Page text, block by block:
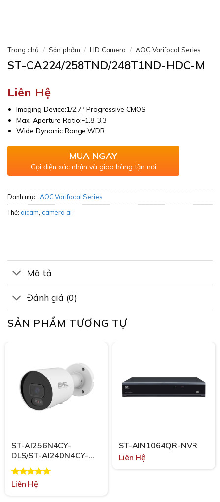
Trang chủ / Sản phẩm / HD Camera / AOC Varifocal Series
ST-CA224/258TND/248T1ND-HDC-M
Liên Hệ
Imaging Device:1/2.7″ Progressive CMOS
Max. Aperture Ratio:F1.8-3.3
Wide Dynamic Range:WDR
MUA NGAY
Gọi điện xác nhận và giao hàng tận nơi
Danh mục: AOC Varifocal Series
Thẻ: aicam camera ai
Mô tả
Đánh giá (0)
SẢN PHẨM TƯƠNG TỰ
ST-AI256N4CY-
DLS/ST-AI240N4CY-
DLS
Được xếp
5.00
Liên Hệ
ST-AIN1064QR-NVR
Liên Hệ